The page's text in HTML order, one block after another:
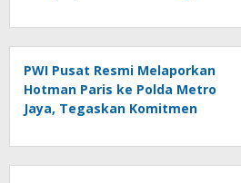
Dipertanyakan
PWI Pusat Resmi Melaporkan
Hotman Paris ke Polda Metro
Jaya, Tegaskan Komitmen